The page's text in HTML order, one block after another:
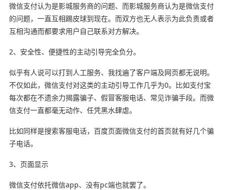
微信支付认为是影城服务商的问题、而影城服务商认为是微信支付
的问题，一直互相踢皮球到现在。而双方也无人表示为此负责或者
互相沟通而都要求用户自己联系对方解决。
2、安全性、便捷性的主动引导完全负分。
似乎有人说可以打到人工服务、我找遍了客户端及网页都无说明。
不仅如此，微信支付对这类的主动引导工作几乎为0。比如支付宝
每次都在不遗余力揭露骗子、假冒客服电话、常见诈骗手段。而微
信支付一直都毫无动作、任凭黑水肆虐。
比如同样是搜索客服电话，百度页面微信支付的首页就有好几个骗
子电话。
3、页面显示
微信支付依托微信app、没有pc端也就罢了。